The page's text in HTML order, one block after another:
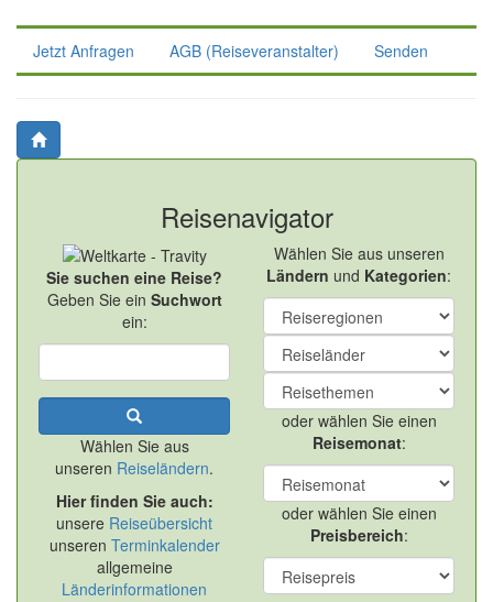
Jetzt Anfragen AGB (Reiseveranstalter) Senden
Reisenavigator
Sie suchen eine Reise?
Geben Sie ein Suchwort
ein:
Wählen Sie aus
unseren Reiseländern.
Hier finden Sie auch:
unsere Reiseübersicht
unseren Terminkalender
allgemeine
Länderinformationen
Wählen Sie aus unseren
Ländern und Kategorien:
oder wählen Sie einen
Reisemonat:
oder wählen Sie einen
Preisbereich: